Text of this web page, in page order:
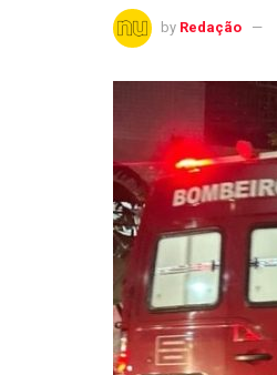
by Redação